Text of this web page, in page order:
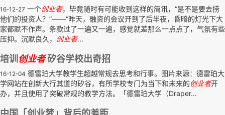
16-12-27 一个创业者，毕竟随时有可能收到这样的简讯，“是不是要去捞
他们的投资人？”——“昨天，融资的会议开到了后半夜，昏暗的灯光下大
家都默不作声。条款过了一遍又一遍，感觉就差那么一点点了，气氛有些
压抑。沉默良久，
创业者...
培训 创业者矽谷学校出奇招
16-12-04 德雷珀大学教学生超越常规去思考和行事。图片来源：德雷珀大
学网站在创新大行其道的矽谷，有所学校专门为当下和未来的创业者开
办，并且使用了突破常规的教学方法。「德雷珀大学（Draper...